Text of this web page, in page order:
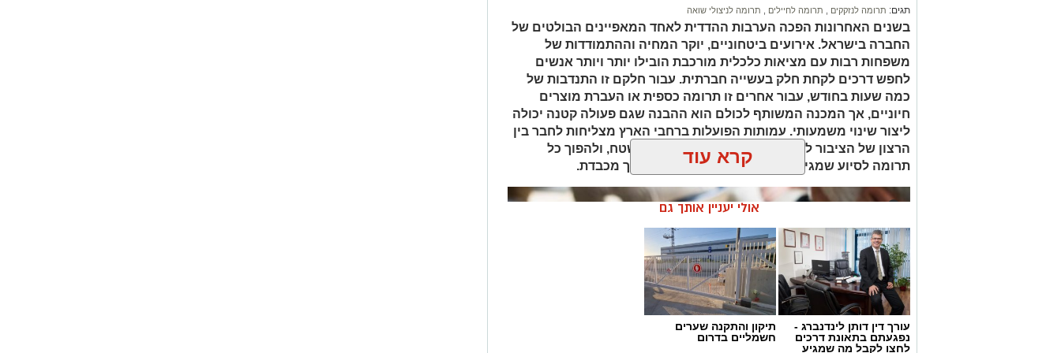
החלטות מושכלות. תוצאות מדויקות תלויות גם בניסיון הבודק ובשימוש בציוד
מתקדם.
חשוב להבין שהבדיקה אינה מתאימה לכל מצב. היא דורשת הסכמה מלאה של
הנבדק ושיתוף פעולה כדי להבטיח תוצאות תקפות. מומחי שגב פוליגרף מדגישים
את הצורך בהכנה נכונה לפני הבדיקה. הכנה זו כוללת הסבר מפורט על השלבים
בדיקת פוליגרף במסגרת תעסוקתית
במקומות עבודה שבהם נדרשת רמת אמינות גבוהה, בדיקת פוליגרף יכולה לשמש
כחלק מתהליך המיון. היא מסייעת למעסיקים לוודא שהמועמדים עומדים בדרישות
רבים מדווחים על שיפור באמון הצוות לאחר שימוש בכלי זה.
עובדים קיימים עשויים לעבור בדיקה כאשר מתעוררים חשדות לגבי פעילות לא
תקינה. במקרים כאלה הבדיקה מספקת כלי אובייקטיבי לבירור העובדות. שגב
פוליגרף מציעה גישה מקצועית המותאמת לצרכי הארגון. היא כוללת ליווי מלא
מהשלב הראשון ועד קבלת הדוח הסופי.
השימוש בבדיקה בתחום התעסוקתי דורש הבנה של המגבלות החוקיות בישראל.
תגים: תרומה לנזקקים תרומה לחיילים תרומה לניצולי שואה
בשנים האחרונות הפכה הערבות ההדדית לאחד המאפיינים הבולטים של
החברה בישראל. אירועים ביטחוניים, יוקר המחיה וההתמודדות של
משפחות רבות עם מציאות כלכלית מורכבת הובילו יותר ויותר אנשים
לחפש דרכים לקחת חלק בעשייה חברתית. עבור חלקם זו התנדבות של
כמה שעות בחודש, עבור אחרים זו תרומה כספית או העברת מוצרים
חיוניים, אך המכנה המשותף לכולם הוא ההבנה שגם פעולה קטנה יכולה
ליצור שינוי משמעותי. עמותות הפועלות ברחבי הארץ מצליחות לחבר בין
הרצון של הציבור לעזור לבין הצרכים האמיתיים בשטח, ולהפוך כל
תרומה לסיוע שמגיע למי שזקוק לו בזמן הנכון ובדרך מכבדת.
קרא עוד
אולי יעניין אותך גם
עורך דין דותן לינדנברג -
נפגעתם בתאונת דרכים
לחצו לקבל מה שמגיע
תיקון והתקנה שערים
חשמליים בדרום